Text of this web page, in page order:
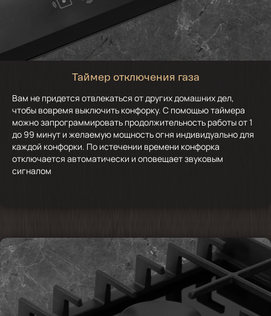
Таймер отключения газа
Вам не придется отвлекаться от других домашних дел,
чтобы вовремя выключить конфорку. С помощью таймера
можно запрограммировать продолжительность работы от 1
до 99 минут и желаемую мощность огня индивидуально для
каждой конфорки. По истечении времени конфорка
отключается автоматически и оповещает звуковым
сигналом